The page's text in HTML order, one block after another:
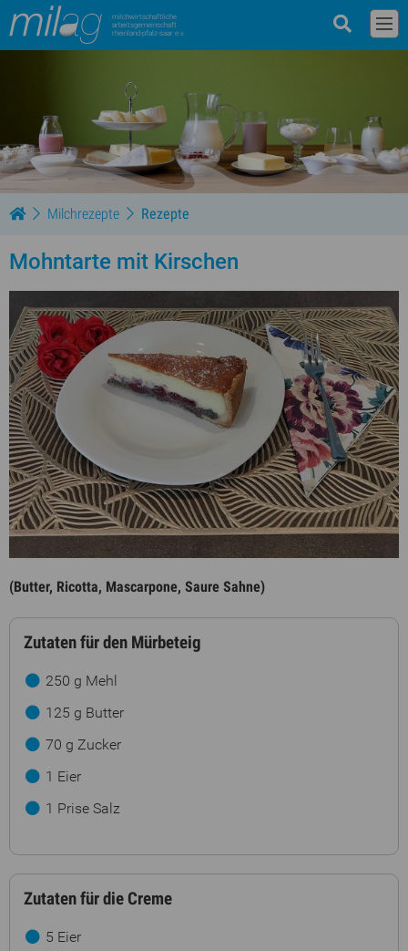
milchwirtschaftliche
arbeitsgemeinschaft
rheinland-pfalz-saar e.v.
Milchrezepte Rezepte
Mohntarte mit Kirschen
(Butter, Ricotta, Mascarpone, Saure Sahne)
Zutaten für den Mürbeteig
250 g Mehl
125 g Butter
70 g Zucker
1 Eier
1 Prise Salz
Zutaten für die Creme
5 Eier